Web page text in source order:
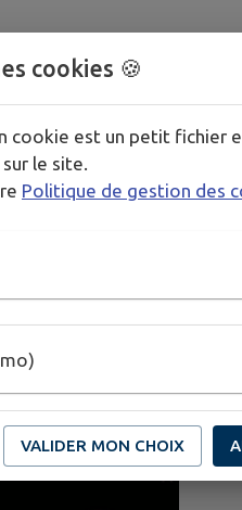
cookies 🍪
cookie est un petit fichier
le site.
Politique de gestion des
VALIDER MON CHOIX